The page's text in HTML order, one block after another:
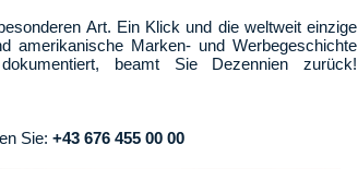
Art. Ein Klick und die weltweit einzige
amerikanische Marken- und Werbegeschichte
beamt Sie Dezennien zurück!
Sie: +43 676 455 00 00